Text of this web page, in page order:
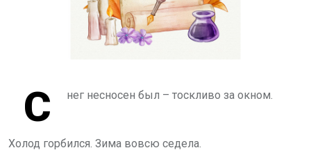
С нег несносен был – тоскливо за окном.
Холод горбился. Зима вовсю седела.